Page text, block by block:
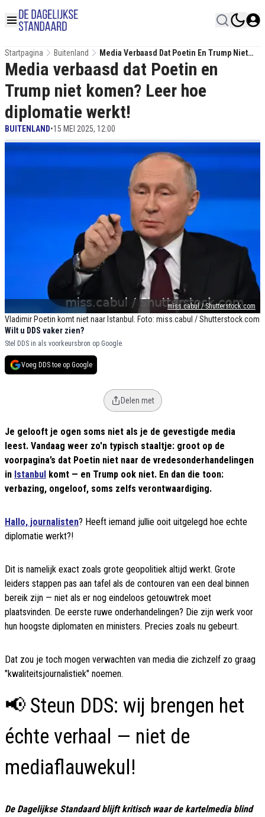
Startpagina Buitenland
Media Verbaasd Dat Poetin En Trump Niet
Komen? Leer Hoe Diplomatie Werkt!
miss.cabul / Shutterstock.com
Vladimir Poetin komt niet naar Istanbul. Foto: miss.cabul / Shutterstock.com
Media verbaasd dat Poetin en
Trump niet komen? Leer hoe
diplomatie werkt!
BUITENLAND•15 MEI 2025, 12:00
Wilt u DDS vaker zien?
Stel DDS in als voorkeursbron op Google.
Voeg DDS toe op Google
Delen met
Je gelooft je ogen soms niet als je de gevestigde media
leest. Vandaag weer zo'n typisch staaltje: groot op de
voorpagina’s dat Poetin niet naar de vredesonderhandelingen
in Istanbul komt — en Trump ook niet. En dan die toon:
verbazing, ongeloof, soms zelfs verontwaardiging.
Hallo, journalisten? Heeft iemand jullie ooit uitgelegd hoe echte
diplomatie werkt?!
Dit is namelijk exact zoals grote geopolitiek altijd werkt. Grote
leiders stappen pas aan tafel als de contouren van een deal binnen
bereik zijn — niet als er nog eindeloos getouwtrek moet
plaatsvinden. De eerste ruwe onderhandelingen? Die zijn werk voor
hun hoogste diplomaten en ministers. Precies zoals nu gebeurt.
Dat zou je toch mogen verwachten van media die zichzelf zo graag
"kwaliteitsjournalistiek" noemen.
📢 Steun DDS: wij brengen het
échte verhaal — niet de
mediaflauwekul!
De Dagelijkse Standaard blijft kritisch waar de kartelmedia blind